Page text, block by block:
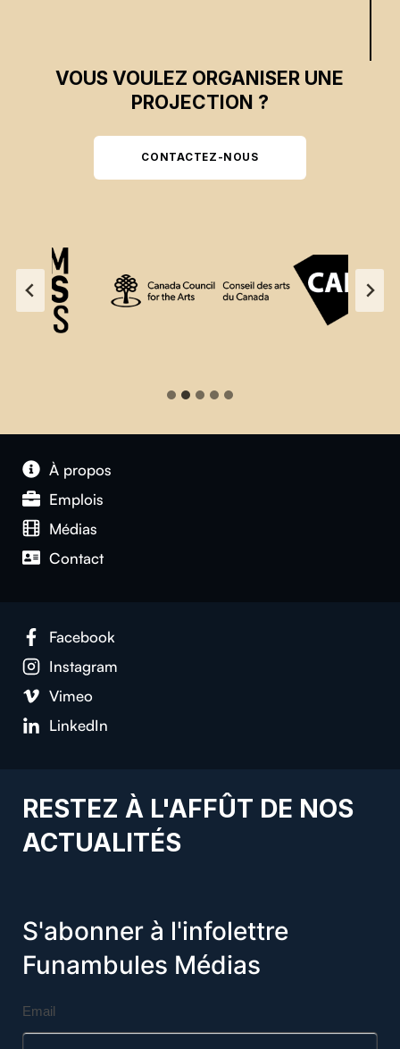
VOUS VOULEZ ORGANISER UNE
PROJECTION ?
CONTACTEZ-NOUS
À propos
Emplois
Médias
Contact
Facebook
Instagram
Vimeo
LinkedIn
RESTEZ À L'AFFÛT DE NOS
ACTUALITÉS
S'abonner à l'infolettre
Funambules Médias
Email